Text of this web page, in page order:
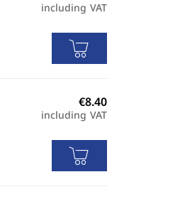
including VAT
including VAT